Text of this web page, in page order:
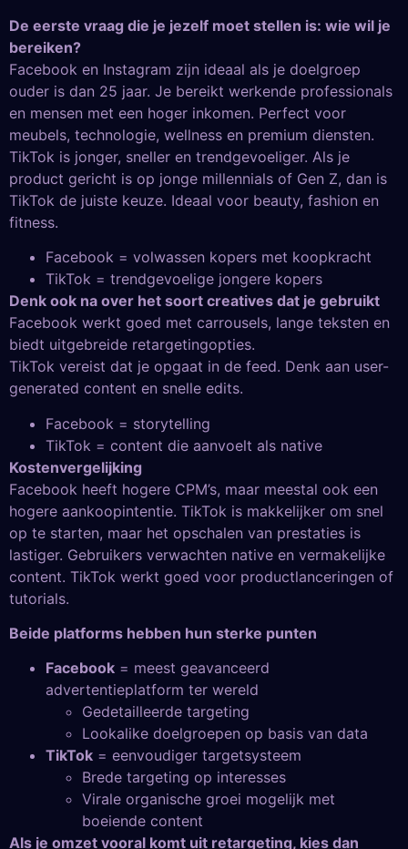
De eerste vraag die je jezelf moet stellen is: wie wil je
bereiken?
Facebook en Instagram zijn ideaal als je doelgroep
ouder is dan 25 jaar. Je bereikt werkende professionals
en mensen met een hoger inkomen. Perfect voor
meubels, technologie, wellness en premium diensten.
TikTok is jonger, sneller en trendgevoeliger. Als je
product gericht is op jonge millennials of Gen Z, dan is
TikTok de juiste keuze. Ideaal voor beauty, fashion en
fitness.
Facebook = volwassen kopers met koopkracht
TikTok = trendgevoelige jongere kopers
Denk ook na over het soort creatives dat je gebruikt
Facebook werkt goed met carrousels, lange teksten en
biedt uitgebreide retargetingopties.
TikTok vereist dat je opgaat in de feed. Denk aan user-
generated content en snelle edits.
Facebook = storytelling
TikTok = content die aanvoelt als native
Kostenvergelijking
Facebook heeft hogere CPM’s, maar meestal ook een
hogere aankoopintentie. TikTok is makkelijker om snel
op te starten, maar het opschalen van prestaties is
lastiger. Gebruikers verwachten native en vermakelijke
content. TikTok werkt goed voor productlanceringen of
tutorials.
Beide platforms hebben hun sterke punten
Facebook = meest geavanceerd
advertentieplatform ter wereld
Gedetailleerde targeting
Lookalike doelgroepen op basis van data
TikTok = eenvoudiger targetsysteem
Brede targeting op interesses
Virale organische groei mogelijk met
boeiende content
Als je omzet vooral komt uit retargeting, kies dan